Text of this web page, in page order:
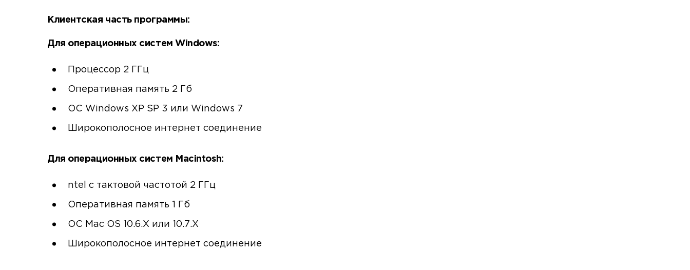
Клиентская часть программы:
Для операционных систем Windows:
Процессор 2 ГГц
Оперативная память 2 Гб
ОС Windows XP SP 3 или Windows 7
Широкополосное интернет соединение
Для операционных систем Macintosh:
ntel с тактовой частотой 2 ГГц
Оперативная память 1 Гб
ОС Mac OS 10.6.X или 10.7.X
Широкополосное интернет соединение